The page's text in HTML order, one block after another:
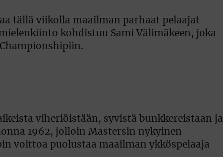
tällä viikolla maailman parhaat pelaajat
kohdistuu Sami Välimäkeen, joka
viheriöistään, syvistä bunkkereistaan ja
1962, jolloin Mastersin nykyinen
voittoa puolustaa maailman ykköspelaaja